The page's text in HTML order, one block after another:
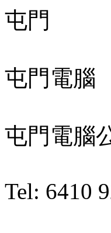
屯門
屯門電腦
屯門電腦
Tel: 6410